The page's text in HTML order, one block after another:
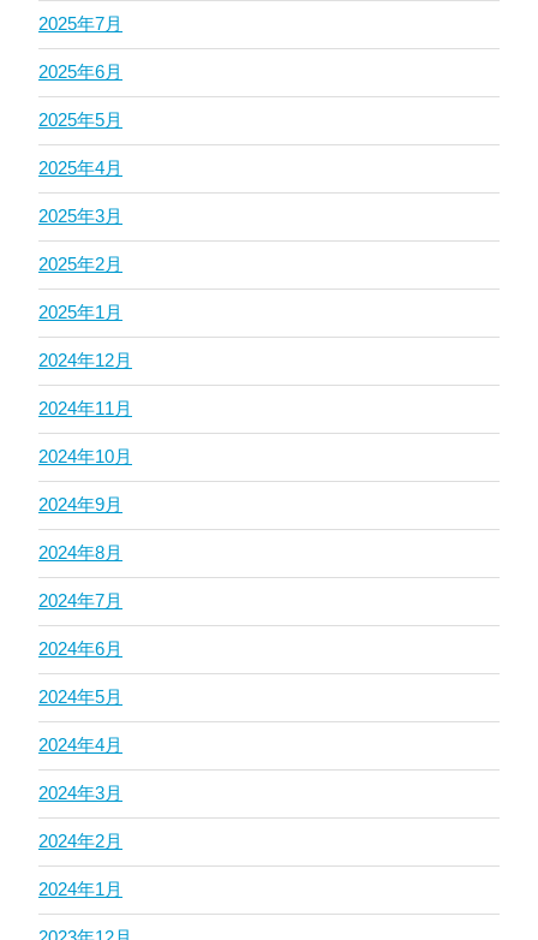
2025年7月
2025年6月
2025年5月
2025年4月
2025年3月
2025年2月
2025年1月
2024年12月
2024年11月
2024年10月
2024年9月
2024年8月
2024年7月
2024年6月
2024年5月
2024年4月
2024年3月
2024年2月
2024年1月